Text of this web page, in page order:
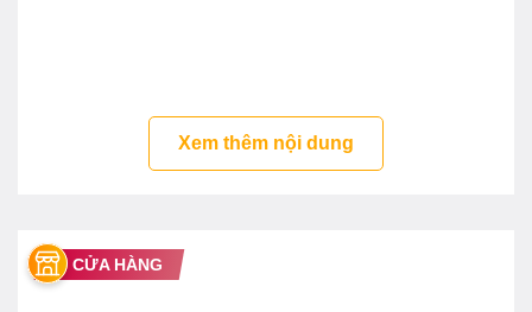
Xem thêm nội dung
CỬA HÀNG